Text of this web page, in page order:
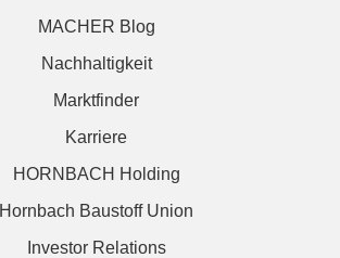
MACHER Blog
Nachhaltigkeit
Marktfinder
Karriere
HORNBACH Holding
Hornbach Baustoff Union
Investor Relations